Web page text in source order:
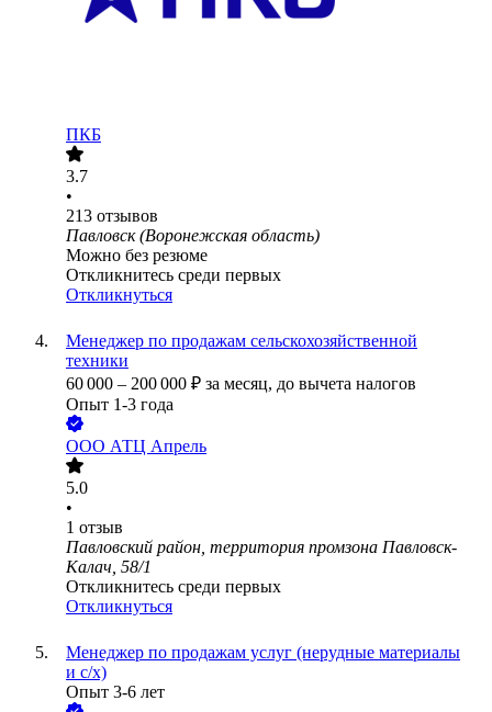
ПКБ
3.7
•
213 отзывов
Павловск (Воронежская область)
Можно без резюме
Откликнитесь среди первых
Откликнуться
Менеджер по продажам сельскохозяйственной
техники
60 000 – 200 000 ₽ за месяц, до вычета налогов
Опыт 1-3 года
ООО АТЦ Апрель
5.0
•
1 отзыв
Павловский район, территория промзона Павловск-
Калач, 58/1
Откликнитесь среди первых
Откликнуться
Менеджер по продажам услуг (нерудные материалы
и с/х)
Опыт 3-6 лет